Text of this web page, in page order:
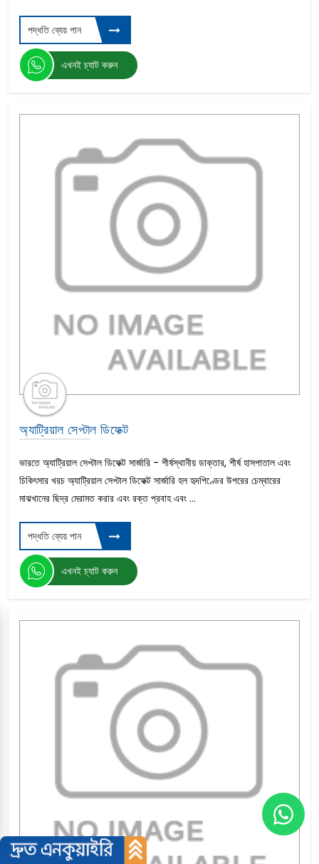
পদ্ধতি ব্যেয় পান
এখনই চ্যাট করুন
অ্যাট্রিয়াল সেপ্টাল ডিফেক্ট
ভারতে অ্যাট্রিয়াল সেপ্টাল ডিফেক্ট সার্জারি - শীর্ষস্থানীয় ডাক্তার, শীর্ষ হাসপাতাল এবং
চিকিৎসার খরচ অ্যাট্রিয়াল সেপ্টাল ডিফেক্ট সার্জারি হল হৃদপিণ্ডের উপরের চেম্বারের
মাঝখানের ছিদ্র মেরামত করার এবং রক্ত ​​প্রবাহ এবং ...
পদ্ধতি ব্যেয় পান
এখনই চ্যাট করুন